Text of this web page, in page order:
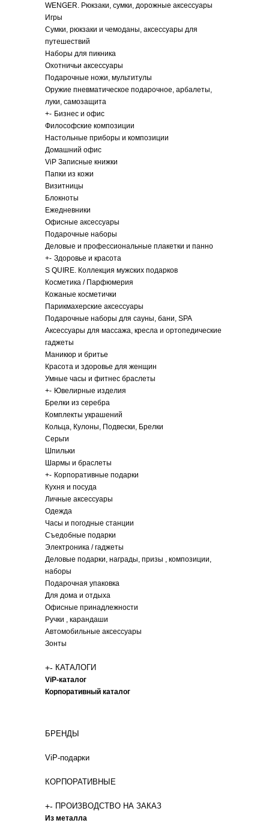
WENGER. Рюкзаки, сумки, дорожные аксессуары
Игры
Сумки, рюкзаки и чемоданы, аксессуары для
путешествий
Наборы для пикника
Охотничьи аксессуары
Подарочные ножи, мультитулы
Оружие пневматическое подарочное, арбалеты,
луки, самозащита
+- Бизнес и офис
Философские композиции
Настольные приборы и композиции
Домашний офис
ViP Записные книжки
Папки из кожи
Визитницы
Блокноты
Ежедневники
Офисные аксессуары
Подарочные наборы
Деловые и профессиональные плакетки и панно
+- Здоровье и красота
S QUIRE. Коллекция мужских подарков
Косметика / Парфюмерия
Кожаные косметички
Парикмахерские аксессуары
Подарочные наборы для сауны, бани, SPA
Аксессуары для массажа, кресла и ортопедические
гаджеты
Маникюр и бритье
Красота и здоровье для женщин
Умные часы и фитнес браслеты
+- Ювелирные изделия
Брелки из серебра
Комплекты украшений
Кольца, Кулоны, Подвески, Брелки
Серьги
Шпильки
Шармы и браслеты
+- Корпоративные подарки
Кухня и посуда
Личные аксессуары
Одежда
Часы и погодные станции
Съедобные подарки
Электроника / гаджеты
Деловые подарки, награды, призы , композиции,
наборы
Подарочная упаковка
Для дома и отдыха
Офисные принадлежности
Ручки , карандаши
Автомобильные аксессуары
Зонты
+- КАТАЛОГИ
ViP-каталог
Корпоративный каталог
БРЕНДЫ
ViP-подарки
КОРПОРАТИВНЫЕ
+- ПРОИЗВОДСТВО НА ЗАКАЗ
Из металла